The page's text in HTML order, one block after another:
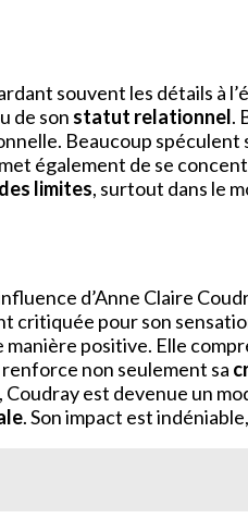
souvent les détails à
de son statut relationnel.
Beaucoup
également de se
limites, surtout dans le
d’Anne Claire
critiquée pour son
positive. Elle
non seulement sa
, Coudray est devenue un
. Son impact est